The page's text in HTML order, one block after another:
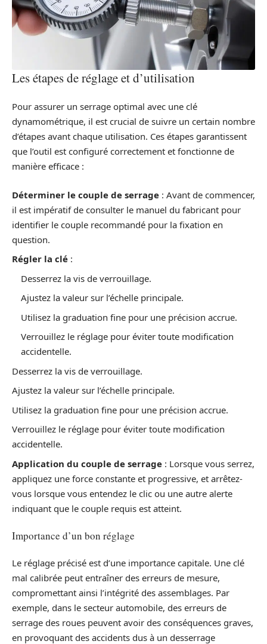
Les étapes de réglage et d’utilisation
Pour assurer un serrage optimal avec une clé
dynamométrique, il est crucial de suivre un certain nombre
d’étapes avant chaque utilisation. Ces étapes garantissent
que l’outil est configuré correctement et fonctionne de
manière efficace :
Déterminer le couple de serrage : Avant de commencer,
il est impératif de consulter le manuel du fabricant pour
identifier le couple recommandé pour la fixation en
question.
Régler la clé :
Desserrez la vis de verrouillage.
Ajustez la valeur sur l’échelle principale.
Utilisez la graduation fine pour une précision accrue.
Verrouillez le réglage pour éviter toute modification
accidentelle.
Desserrez la vis de verrouillage.
Ajustez la valeur sur l’échelle principale.
Utilisez la graduation fine pour une précision accrue.
Verrouillez le réglage pour éviter toute modification
accidentelle.
Application du couple de serrage : Lorsque vous serrez,
appliquez une force constante et progressive, et arrêtez-
vous lorsque vous entendez le clic ou une autre alerte
indiquant que le couple requis est atteint.
Importance d’un bon réglage
Le réglage précisé est d’une importance capitale. Une clé
mal calibrée peut entraîner des erreurs de mesure,
compromettant ainsi l’intégrité des assemblages. Par
exemple, dans le secteur automobile, des erreurs de
serrage des roues peuvent avoir des conséquences graves,
en provoquant des accidents dus à un desserrage